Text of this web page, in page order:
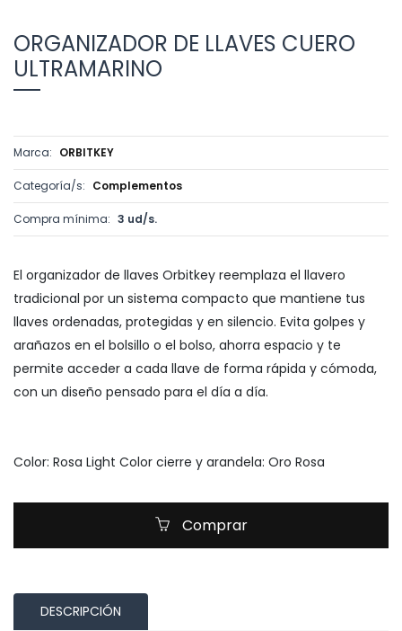
ORGANIZADOR DE LLAVES CUERO
ULTRAMARINO
Marca: ORBITKEY
Categoría/s: Complementos
Compra mínima: 3 ud/s.
El organizador de llaves Orbitkey reemplaza el llavero
tradicional por un sistema compacto que mantiene tus
llaves ordenadas, protegidas y en silencio. Evita golpes y
arañazos en el bolsillo o el bolso, ahorra espacio y te
permite acceder a cada llave de forma rápida y cómoda,
con un diseño pensado para el día a día.
Color: Rosa Light Color cierre y arandela: Oro Rosa
Comprar
DESCRIPCIÓN